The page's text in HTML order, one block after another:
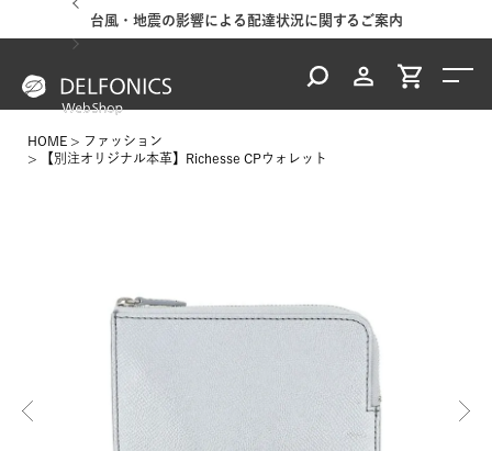
台風・地震の影響による配達状況に関するご案内
HOME
ファッション
【別注オリジナル本革】Richesse CPウォレット